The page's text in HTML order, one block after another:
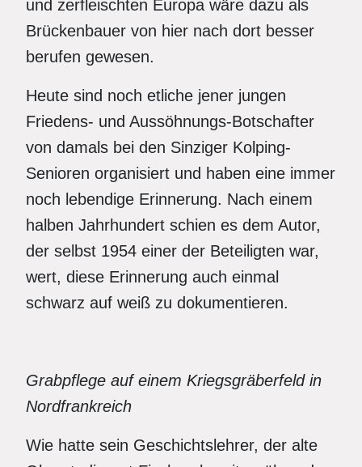
und zerfleischten Europa wäre dazu als
Brückenbauer von hier nach dort besser
berufen gewesen.
Heute sind noch etliche jener jungen
Friedens- und Aussöhnungs-Botschafter
von damals bei den Sinziger Kolping-
Senioren organisiert und haben eine immer
noch lebendige Erinnerung. Nach einem
halben Jahrhundert schien es dem Autor,
der selbst 1954 einer der Beteiligten war,
wert, diese Erinnerung auch einmal
schwarz auf weiß zu dokumentieren.
Grabpflege auf einem Kriegsgräberfeld in
Nordfrankreich
Wie hatte sein Geschichtslehrer, der alte